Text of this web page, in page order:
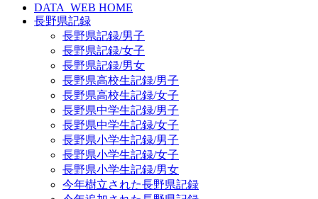
DATA_WEB HOME
長野県記録
長野県記録/男子
長野県記録/女子
長野県記録/男女
長野県高校生記録/男子
長野県高校生記録/女子
長野県中学生記録/男子
長野県中学生記録/女子
長野県小学生記録/男子
長野県小学生記録/女子
長野県小学生記録/男女
今年樹立された長野県記録